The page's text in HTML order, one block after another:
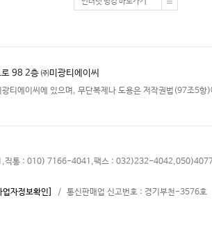
98 2층 ㈜미광티에이씨
티에이씨에 있으며, 무단복제나 도용은 저작권법(97조5
직통 : 010) 7166-4041,팩스 : 032)232-
업자정보확인]
/ 통신판매업 신고번호 : 경기부천-3576호